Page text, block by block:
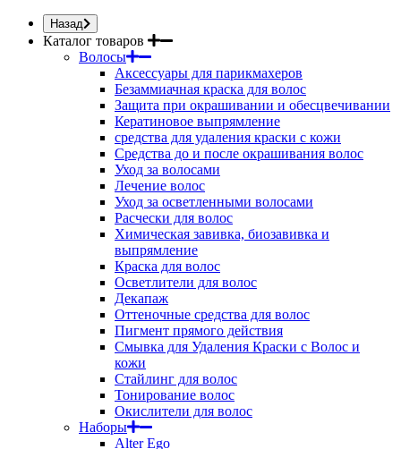
Назад
Каталог товаров
Волосы
Аксессуары для парикмахеров
Безаммиачная краска для волос
Защита при окрашивании и обесцвечивании
Кератиновое выпрямление
средства для удаления краски с кожи
Средства до и после окрашивания волос
Уход за волосами
Лечение волос
Уход за осветленными волосами
Расчески для волос
Химическая завивка, биозавивка и
выпрямление
Краска для волос
Осветлители для волос
Декапаж
Оттеночные средства для волос
Пигмент прямого действия
Смывка для Удаления Краски с Волос и
кожи
Стайлинг для волос
Тонирование волос
Окислители для волос
Наборы
Alter Ego